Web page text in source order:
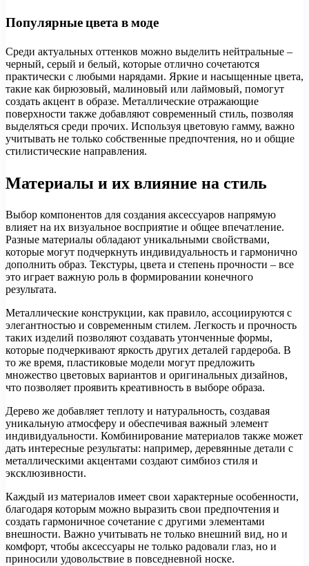
Популярные цвета в моде
Среди актуальных оттенков можно выделить нейтральные –
черный, серый и белый, которые отлично сочетаются
практически с любыми нарядами. Яркие и насыщенные цвета,
такие как бирюзовый, малиновый или лаймовый, помогут
создать акцент в образе. Металлические отражающие
поверхности также добавляют современный стиль, позволяя
выделяться среди прочих. Используя цветовую гамму, важно
учитывать не только собственные предпочтения, но и общие
стилистические направления.
Материалы и их влияние на стиль
Выбор компонентов для создания аксессуаров напрямую
влияет на их визуальное восприятие и общее впечатление.
Разные материалы обладают уникальными свойствами,
которые могут подчеркнуть индивидуальность и гармонично
дополнить образ. Текстуры, цвета и степень прочности – все
это играет важную роль в формировании конечного
результата.
Металлические конструкции, как правило, ассоциируются с
элегантностью и современным стилем. Легкость и прочность
таких изделий позволяют создавать утонченные формы,
которые подчеркивают яркость других деталей гардероба. В
то же время, пластиковые модели могут предложить
множество цветовых вариантов и оригинальных дизайнов,
что позволяет проявить креативность в выборе образа.
Дерево же добавляет теплоту и натуральность, создавая
уникальную атмосферу и обеспечивая важный элемент
индивидуальности. Комбинирование материалов также может
дать интересные результаты: например, деревянные детали с
металлическими акцентами создают симбиоз стиля и
эксклюзивности.
Каждый из материалов имеет свои характерные особенности,
благодаря которым можно выразить свои предпочтения и
создать гармоничное сочетание с другими элементами
внешности. Важно учитывать не только внешний вид, но и
комфорт, чтобы аксессуары не только радовали глаз, но и
приносили удовольствие в повседневной носке.